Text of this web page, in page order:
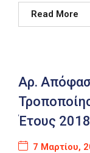
Read More
Αρ.
Έτους 2018
7 Μαρτίου,